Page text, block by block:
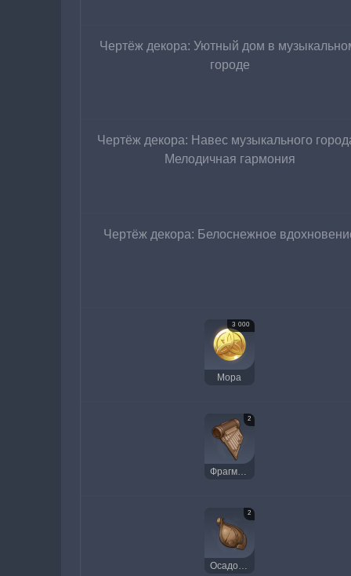
Чертёж декора: Уютный дом в
городе
Чертёж декора: Навес музыкального
Мелодичная гармония
Чертёж декора: Белоснежное
3 000
Мора
2
Фрагмент отзвука древней струны
2
Осадок чистой капли росы